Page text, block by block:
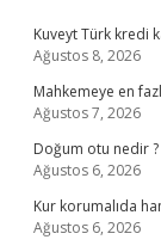
Kuveyt Türk kredi
Ağustos 8, 2026
Mahkemeye en
Ağustos 7, 2026
Doğum otu nedir ?
Ağustos 6, 2026
Kur korumalıda
Ağustos 6, 2026